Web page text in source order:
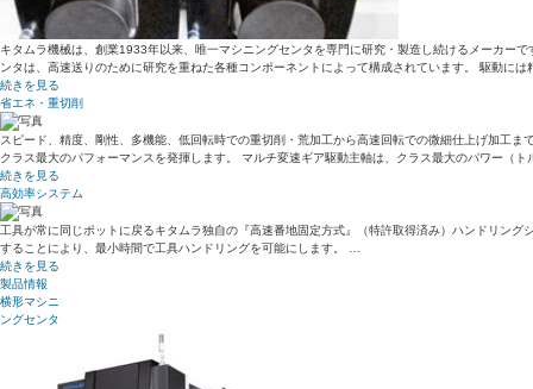
キタムラ機械は、創業1933年以来、唯一マシニングセンタを専門に研究・製造し続けるメーカー
ンタは、高速送りのために研究を重ねた各種コンポーネントによって構成されています。 駆動に
続きを見る
省エネ・重切削
スピード、精度、剛性、多機能、低回転時での重切削・荒加工から高速回転での微細仕上げ加工
クラス最大のパフォーマンスを発揮します。 マルチ変速ギア駆動主軸は、クラス最大のパワー（
続きを見る
高効率システム
工具が常に同じポットに戻るキタムラ独自の『高速番地固定方式』（特許取得済み）ハンドリン
することにより、最小時間で工具ハンドリングを可能にします。 …
続きを見る
製品情報
横形マシニ
ングセンタ